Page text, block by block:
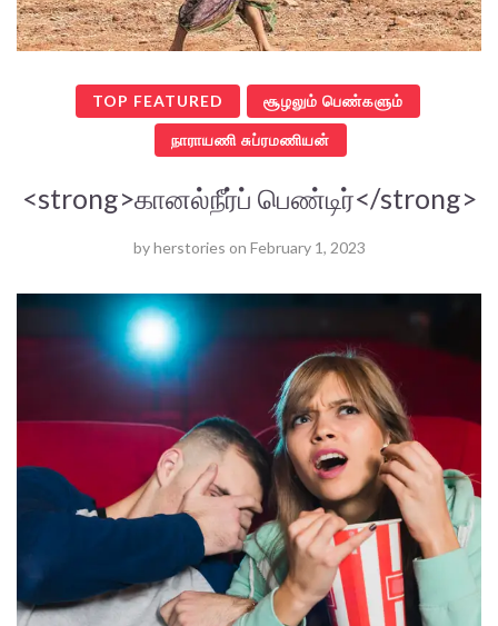
TOP FEATURED சூழலும் பெண்களும்
நாராயணி சுப்ரமணியன்
<strong>கானல்நீர்ப் பெண்டிர்</strong>
byherstories on February 1, 2023